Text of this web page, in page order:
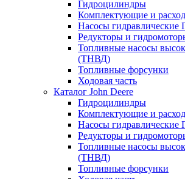
Гидроцилиндры
Комплектующие и
Насосы гидравлические
Редукторы и
Топливные насосы
(ТНВД)
Топливные форсунки
Ходовая часть
Каталог John Deere
Гидроцилиндры
Комплектующие и
Насосы гидравлические
Редукторы и
Топливные насосы
(ТНВД)
Топливные форсунки